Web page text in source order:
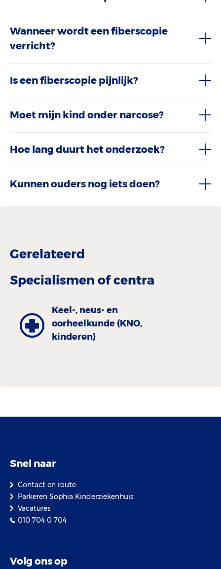
Wanneer wordt een fiberscopie
verricht?
Is een fiberscopie pijnlijk?
Moet mijn kind onder narcose?
Hoe lang duurt het onderzoek?
Kunnen ouders nog iets doen?
Gerelateerd
Specialismen of centra
Keel-, neus- en
oorheelkunde (KNO,
kinderen)
Snel naar
Contact en route
Parkeren Sophia Kinderziekenhuis
Vacatures
010 704 0 704
Volg ons op